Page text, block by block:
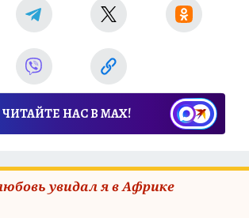
ЧИТАЙТЕ НАС В МАХ!
увидал я в Африке